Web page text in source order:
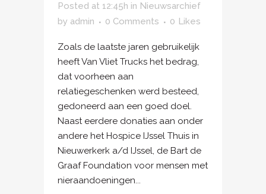
Posted at 12:45h in Nieuwsarchief
by admin 0 Comments 0 Likes
Zoals de laatste jaren gebruikelijk
heeft Van Vliet Trucks het bedrag,
dat voorheen aan
relatiegeschenken werd besteed,
gedoneerd aan een goed doel.
Naast eerdere donaties aan onder
andere het Hospice IJssel Thuis in
Nieuwerkerk a/d IJssel, de Bart de
Graaf Foundation voor mensen met
nieraandoeningen...